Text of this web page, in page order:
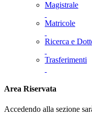
Magistrale
Matricole
Ricerca e
Trasferimenti
Area Riservata
Accedendo alla sezione